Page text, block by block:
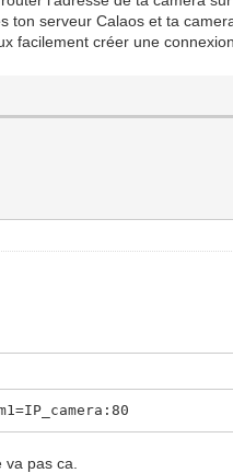
ton serveur Calaos et ta
facilement créer une
pas ca.